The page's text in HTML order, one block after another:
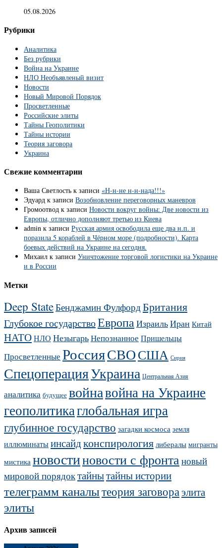
05.08.2026
Рубрики
Аналитика
Без рубрики
Война на Украине
НЛО Необъявленый визит
Новости
Новый Мировой Порядок
Просветленные
Российские элиты
Тайны Геополитики
Тайны истории
Теория заговора
Украина
Свежие комментарии
Ваша Светлость к записи «Н-н-не н-н-нада!!!»
Эдуард к записи Возобновление переговорных маневров
Громоотвод к записи Новости вокруг войны: Две новости из
Европы, отлично дополняют третью из Киева
admin к записи Русская армия освободила еще два н.п. и
поразила 5 кораблей в Чёрном море (подробности). Карта
боевых действий на Украине на сегодня.
Михаил к записи Уничтожение торговой логистики на Украине
и в России
Метки
Deep StateБенджамин ФулфордБритания
Глубокое государствоЕвропаИзраильИран Китай
НАТОНЛО НезыгарьНепознанное Пришельцы
Просветленные РоссияСВОСША Сирия
СпецоперацияУкраина Центральная Азия
аналитика будущее войнавойна на Украине
геополитикаглобальная игра
глубинное государство загадки космоса земля
иллюминатыинсайдконспирология либералы мигранты
мистика новостиновости с фронтановый
мировой порядоктайнытайны истории
телеграмм каналытеория заговораэлита
элиты
Архив записей